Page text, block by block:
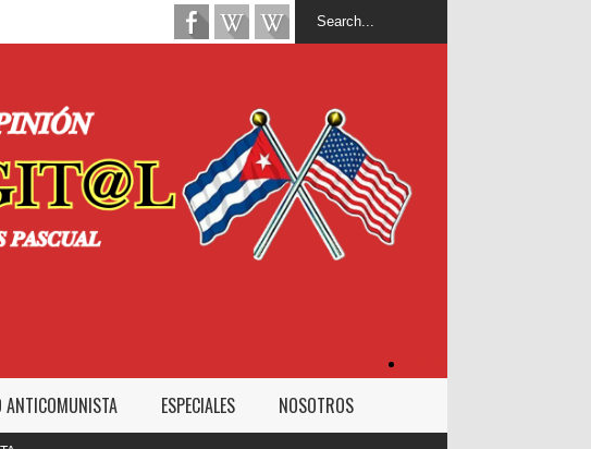
ANTICOMUNISTA ESPECIALES NOSOTROS